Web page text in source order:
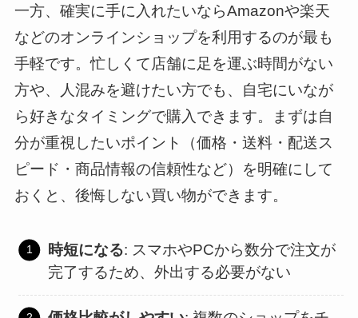
一方、確実に手に入れたいならAmazonや楽天
などのオンラインショップを利用するのが最も
手軽です。忙しくて店舗に足を運ぶ時間がない
方や、人混みを避けたい方でも、自宅にいなが
ら好きなタイミングで購入できます。まずは自
分が重視したいポイント（価格・送料・配送ス
ピード・商品情報の信頼性など）を明確にして
おくと、後悔しない買い物ができます。
時短になる: スマホやPCから数分で注文が
完了するため、外出する必要がない